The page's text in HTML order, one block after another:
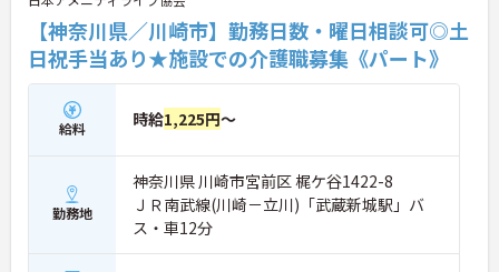
【神奈川県／川崎市】勤務日数・曜日相談可◎土
日祝手当あり★施設での介護職募集《パート》
給料 時給1,225円～
勤務地
神奈川県 川崎市宮前区 梶ケ谷1422-8
ＪＲ南武線(川崎－立川)「武蔵新城駅」バ
ス・車12分